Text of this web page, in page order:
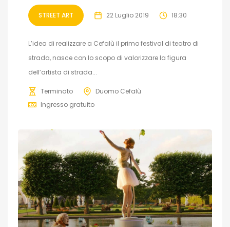
STREET ART 22 Luglio 2019 18:30
L’idea di realizzare a Cefalù il primo festival di teatro di
strada, nasce con lo scopo di valorizzare la figura
dell’artista di strada...
Terminato
Duomo Cefalù
Ingresso gratuito